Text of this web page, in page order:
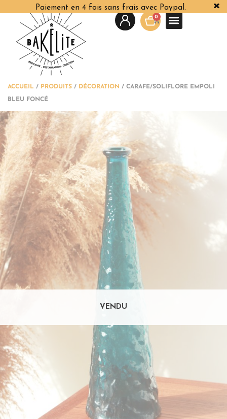
Paiement en 4 fois sans frais avec Paypal.
0
ACCUEIL / PRODUITS / DÉCORATION / CARAFE/SOLIFLORE EMPOLI
BLEU FONCÉ